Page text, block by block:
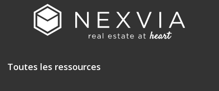
Toutes les ressources